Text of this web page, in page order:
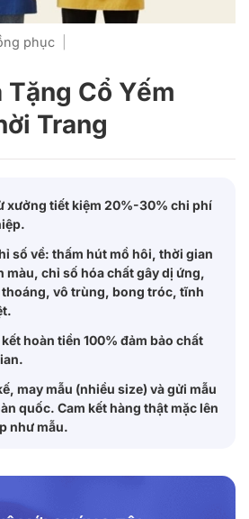
phục
Tặng Cổ Yếm
Trang
xưởng tiết kiệm 20%-30% chi phí
số về: thấm hút mồ hôi, thời gian
màu, chỉ số hóa chất gây dị ứng,
thoáng, vô trùng, bong tróc, tĩnh
hoàn tiền 100% đảm bảo chất
may mẫu (nhiều size) và gửi mẫu
quốc. Cam kết hàng thật mặc lên
như mẫu.